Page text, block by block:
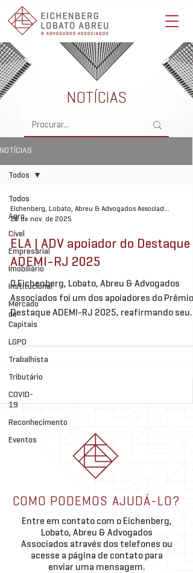
Eichenberg, Lobato, Abreu & Advogados Associados -
Advocacia Full Service
NOTÍCIAS
Todos
Agro
Cível
Empresarial
Imobiliário
Institucional
Mercado
de
Capitais
LGPD
Trabalhista
Tributário
COVID-
19
Reconhecimento
Eventos
Todos
Eichenberg, Lobato, Abreu & Advogados Associados
26 de nov. de 2025
ELA | ADV apoiador do Destaque
ADEMI-RJ 2025
O Eichenberg, Lobato, Abreu & Advogados
Associados foi um dos apoiadores do Prêmio
Destaque ADEMI-RJ 2025, reafirmando seu
compromisso com o fortalecimento
institucional do mercado imobiliário e com a
valorização das iniciativas que impulsionam o
desenvolvimento urbano e econômico do Rio
sócio Theo Keiserman de Abreu, que
Chalhub e Bernardo
NOTÍCIAS
COMO PODEMOS AJUDÁ-LO?
Entre em contato com o Eichenberg,
Lobato, Abreu & Advogados
Associados através dos telefones ou
acesse a página de contato para
enviar uma mensagem.